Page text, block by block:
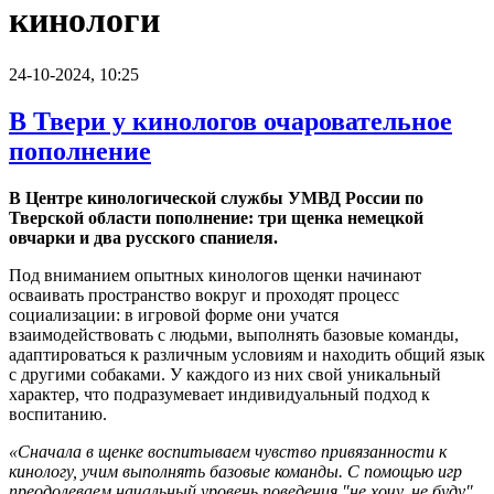
кинологи
24-10-2024, 10:25
В Твери у кинологов очаровательное
пополнение
В Центре кинологической службы УМВД России по
Тверской области пополнение: три щенка немецкой
овчарки и два русского спаниеля.
Под вниманием опытных кинологов щенки начинают
осваивать пространство вокруг и проходят процесс
социализации: в игровой форме они учатся
взаимодействовать с людьми, выполнять базовые команды,
адаптироваться к различным условиям и находить общий язык
с другими собаками. У каждого из них свой уникальный
характер, что подразумевает индивидуальный подход к
воспитанию.
«Сначала в щенке воспитываем чувство привязанности к
кинологу, учим выполнять базовые команды. С помощью игр